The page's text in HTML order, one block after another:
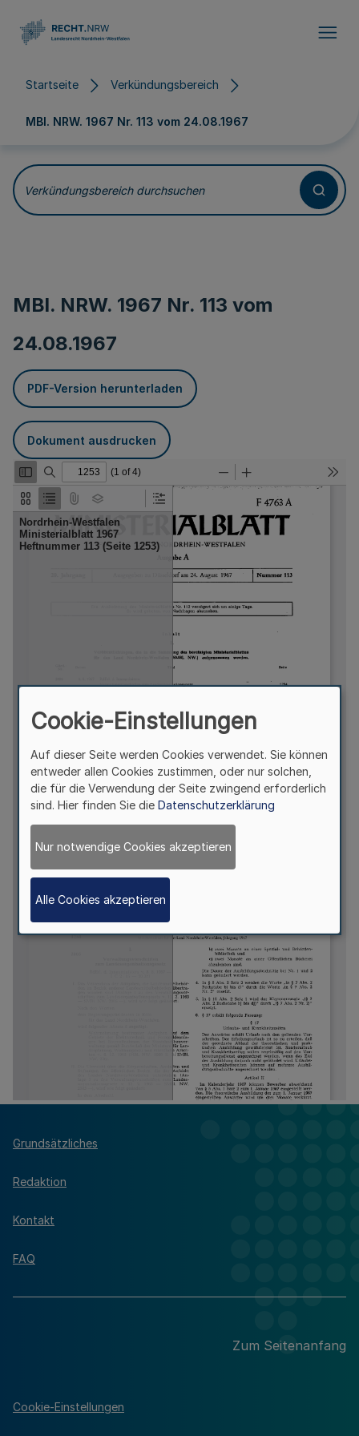
Startseite Verkündungsbereich
MBl. NRW. 1967 Nr. 113 vom 24.08.1967
Verkündungsbereich durchsuchen
MBl. NRW. 1967 Nr. 113 vom
24.08.1967
PDF-Version herunterladen
Dokument ausdrucken
Grundsätzliches
Redaktion
Kontakt
FAQ
Zum Seitenanfang
Cookie-Einstellungen
Cookie-Einstellungen
Auf dieser Seite werden Cookies verwendet. Sie können
entweder allen Cookies zustimmen, oder nur solchen,
die für die Verwendung der Seite zwingend erforderlich
sind. Hier finden Sie die Datenschutzerklärung
Nur notwendige Cookies akzeptieren
Alle Cookies akzeptieren